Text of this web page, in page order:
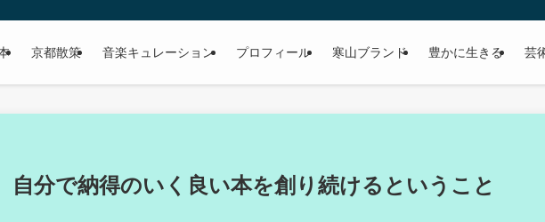
京都散策 音楽キュレーション プロフィール 寒山ブランド 豊かに生きる 芸
自分で納得のいく良い本を創り続けるということ